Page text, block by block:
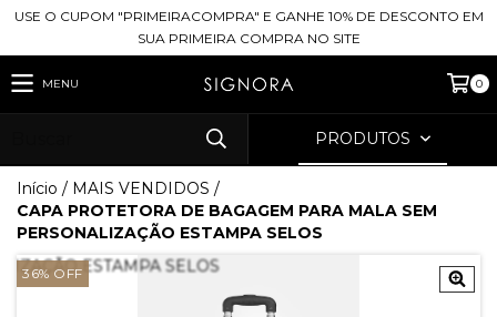
USE O CUPOM "PRIMEIRACOMPRA" E GANHE 10% DE DESCONTO EM
SUA PRIMEIRA COMPRA NO SITE
MENU 0
PRODUTOS
Início / MAIS VENDIDOS /
CAPA PROTETORA DE BAGAGEM PARA MALA SEM
PERSONALIZAÇÃO ESTAMPA SELOS
36% OFF